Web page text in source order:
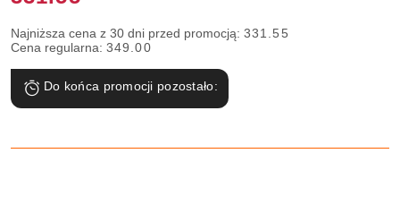
Najniższa cena z 30 dni przed promocją: 331.55
Cena regularna: 349.00
Do końca promocji pozostało: